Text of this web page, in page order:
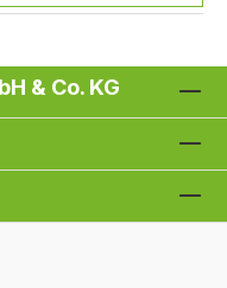
& Co. KG